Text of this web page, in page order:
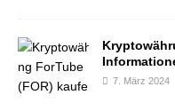
7. März 2024